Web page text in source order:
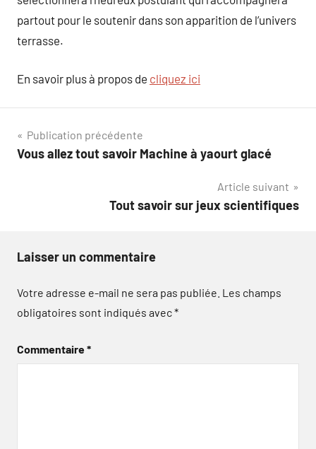
partout pour le soutenir dans son apparition de l’univers
terrasse.
En savoir plus à propos de cliquez ici
Navigation
de
Publication précédente
Vous allez tout savoir Machine à yaourt glacé
Article suivant
Tout savoir sur jeux scientifiques
Laisser un commentaire
Votre adresse e-mail ne sera pas publiée. Les champs
obligatoires sont indiqués avec*
Commentaire*